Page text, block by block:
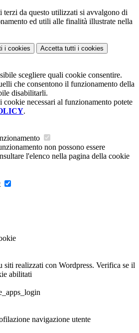
terzi da questo utilizzati si avvalgono di
ed utili alle finalità illustrate nella
i cookies Accetta tutti i cookies
scegliere quali cookie consentire.
che consentono il funzionamento della
disabilitarli.
cookie necessari al funzionamento potete
.
non possono essere
l'elenco nella pagina della cookie
siti realizzati con Wordpress. Verifica se il
abilitati
navigazione utente